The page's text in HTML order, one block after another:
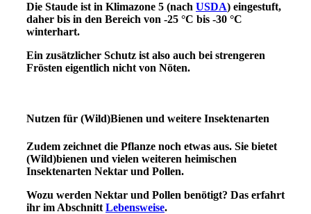
Die Staude ist in Klimazone 5 (nach USDA) eingestuft,
daher bis in den Bereich von -25 °C bis -30 °C
winterhart.
Ein zusätzlicher Schutz ist also auch bei strengeren
Frösten eigentlich nicht von Nöten.
Nutzen für (Wild)Bienen und weitere Insektenarten
Zudem zeichnet die Pflanze noch etwas aus. Sie bietet
(Wild)bienen und vielen weiteren heimischen
Insektenarten Nektar und Pollen.
Wozu werden Nektar und Pollen benötigt? Das erfahrt
ihr im Abschnitt Lebensweise.